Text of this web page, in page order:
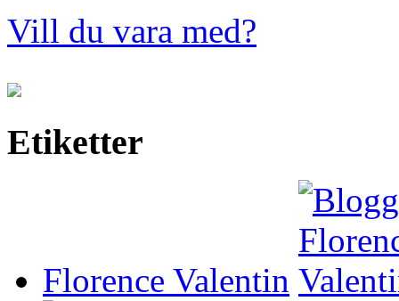
Vill du vara med?
Etiketter
Florence Valentin